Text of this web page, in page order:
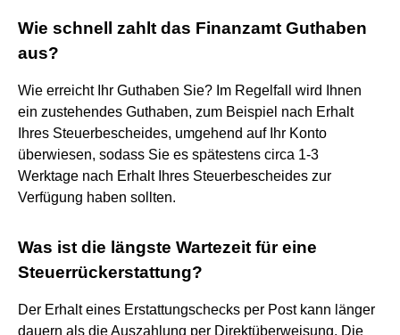
Wie schnell zahlt das Finanzamt Guthaben
aus?
Wie erreicht Ihr Guthaben Sie? Im Regelfall wird Ihnen
ein zustehendes Guthaben, zum Beispiel nach Erhalt
Ihres Steuerbescheides, umgehend auf Ihr Konto
überwiesen, sodass Sie es spätestens circa 1-3
Werktage nach Erhalt Ihres Steuerbescheides zur
Verfügung haben sollten.
Was ist die längste Wartezeit für eine
Steuerrückerstattung?
Der Erhalt eines Erstattungschecks per Post kann länger
dauern als die Auszahlung per Direktüberweisung. Die